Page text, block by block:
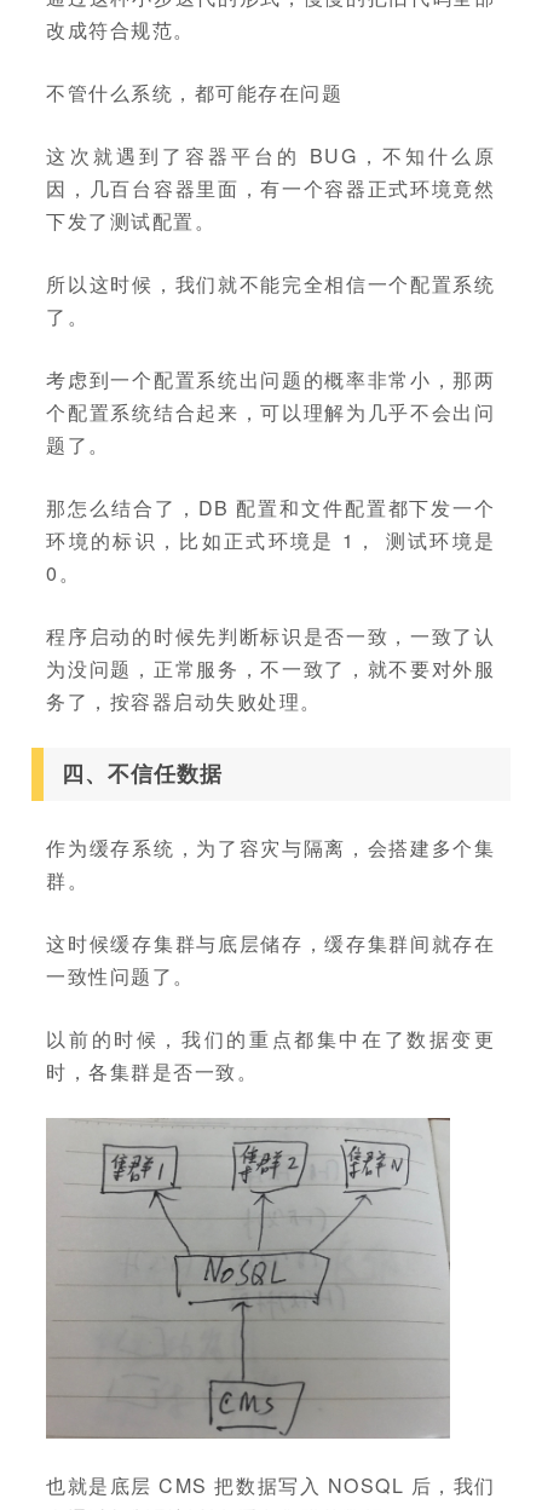
改成符合规范。
不管什么系统，都可能存在问题
这次就遇到了容器平台的 BUG，不知什么原
因，几百台容器里面，有一个容器正式环境竟然
下发了测试配置。
所以这时候，我们就不能完全相信一个配置系统
了。
考虑到一个配置系统出问题的概率非常小，那两
个配置系统结合起来，可以理解为几乎不会出问
题了。
那怎么结合了，DB 配置和文件配置都下发一个
环境的标识，比如正式环境是 1， 测试环境是
0。
程序启动的时候先判断标识是否一致，一致了认
为没问题，正常服务，不一致了，就不要对外服
务了，按容器启动失败处理。
四、不信任数据
作为缓存系统，为了容灾与隔离，会搭建多个集
群。
这时候缓存集群与底层储存，缓存集群间就存在
一致性问题了。
以前的时候，我们的重点都集中在了数据变更
时，各集群是否一致。
也就是底层 CMS 把数据写入 NOSQL 后，我们